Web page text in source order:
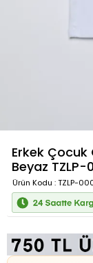
Erkek Çocuk
Beyaz TZLP-
Ürün Kodu : TZLP-